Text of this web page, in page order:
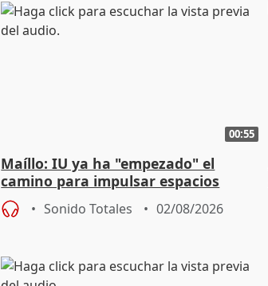
00:55
Maíllo: IU ya ha "empezado" el
camino para impulsar espacios
unitarios para las municipales
Sonido Totales 02/08/2026